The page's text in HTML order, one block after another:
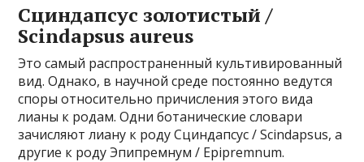
Сциндапсус золотистый /
Scindapsus aureus
Это самый распространенный культивированный
вид. Однако, в научной среде постоянно ведутся
споры относительно причисления этого вида
лианы к родам. Одни ботанические словари
зачисляют лиану к роду Сциндапсус / Scindapsus, а
другие к роду Эпипремнум / Epipremnum.